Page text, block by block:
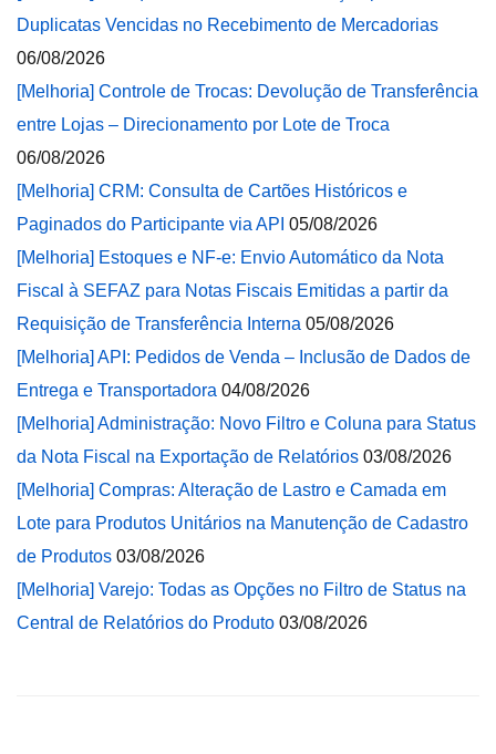
Duplicatas Vencidas no Recebimento de Mercadorias
06/08/2026
[Melhoria] Controle de Trocas: Devolução de Transferência
entre Lojas – Direcionamento por Lote de Troca
06/08/2026
[Melhoria] CRM: Consulta de Cartões Históricos e
Paginados do Participante via API 05/08/2026
[Melhoria] Estoques e NF-e: Envio Automático da Nota
Fiscal à SEFAZ para Notas Fiscais Emitidas a partir da
Requisição de Transferência Interna 05/08/2026
[Melhoria] API: Pedidos de Venda – Inclusão de Dados de
Entrega e Transportadora 04/08/2026
[Melhoria] Administração: Novo Filtro e Coluna para Status
da Nota Fiscal na Exportação de Relatórios 03/08/2026
[Melhoria] Compras: Alteração de Lastro e Camada em
Lote para Produtos Unitários na Manutenção de Cadastro
de Produtos 03/08/2026
[Melhoria] Varejo: Todas as Opções no Filtro de Status na
Central de Relatórios do Produto 03/08/2026